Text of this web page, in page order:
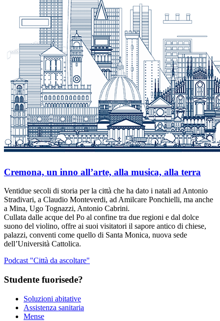
Cremona, un inno all’arte, alla musica, alla terra
Ventidue secoli di storia per la città che ha dato i natali ad Antonio
Stradivari, a Claudio Monteverdi, ad Amilcare Ponchielli, ma anche
a Mina, Ugo Tognazzi, Antonio Cabrini.
Cullata dalle acque del Po al confine tra due regioni e dal dolce
suono del violino, offre ai suoi visitatori il sapore antico di chiese,
palazzi, conventi come quello di Santa Monica, nuova sede
dell’Università Cattolica.
Podcast "Città da ascoltare"
Studente fuorisede?
Soluzioni abitative
Assistenza sanitaria
Mense